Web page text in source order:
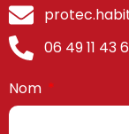
06 49 11 43
Nom